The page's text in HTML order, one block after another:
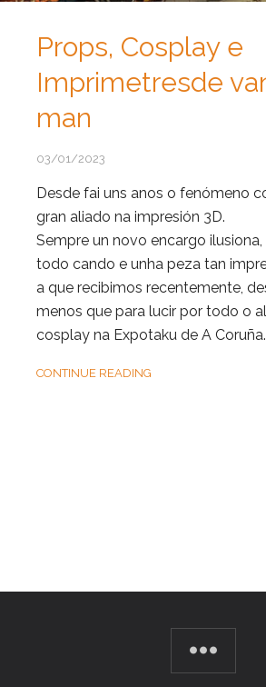
Props, Cosplay e
Imprimetresde
man
03/01/2023
Desde fai uns anos o fenómeno
gran aliado na impresión 3D.
Sempre un novo encargo
todo cando e unha peza tan
a que recibimos recentemente,
menos que para lucir por todo o
cosplay na Expotaku de A Coruña.
CONTINUE READING